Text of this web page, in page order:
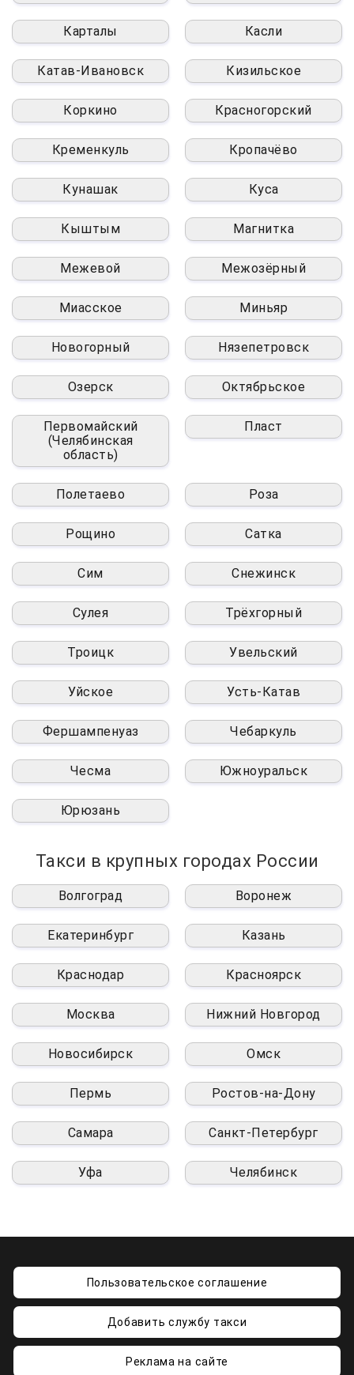
Карталы Касли
Катав-Ивановск Кизильское
Коркино Красногорский
Кременкуль Кропачёво
Кунашак Куса
Кыштым Магнитка
Межевой Межозёрный
Миасское Миньяр
Новогорный Нязепетровск
Озерск Октябрьское
Первомайский
(Челябинская
область)
Пласт
Полетаево Роза
Рощино Сатка
Сим Снежинск
Сулея Трёхгорный
Троицк Увельский
Уйское Усть-Катав
Фершампенуаз Чебаркуль
Чесма Южноуральск
Юрюзань
Такси в крупных городах России
Волгоград Воронеж
Екатеринбург Казань
Краснодар Красноярск
Москва Нижний Новгород
Новосибирск Омск
Пермь Ростов-на-Дону
Самара Санкт-Петербург
Уфа Челябинск
Пользовательское соглашение
Добавить службу такси
Реклама на сайте